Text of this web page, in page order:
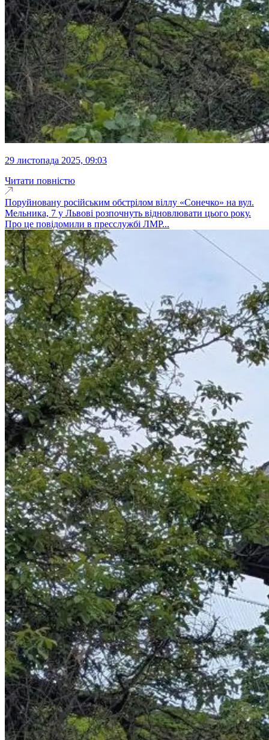
29 листопада 2025, 09:03
Читати повністю
Поруйновану російським обстрілом віллу «Сонечко» на вул.
Мельника, 7 у Львові розпочнуть відновлювати цього року.
Про це повідомили в пресслужбі ЛМР...